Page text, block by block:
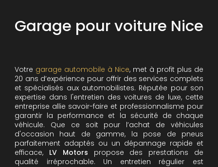
Garage pour voiture Nice
Votre garage automobile à Nice, met à profit plus de
20 ans d’expérience pour offrir des services complets
et spécialisés aux automobilistes. Réputée pour son
expertise dans l'entretien des voitures de luxe, cette
entreprise allie savoir-faire et professionnalisme pour
garantir la performance et la sécurité de chaque
véhicule. Que ce soit pour l’achat de véhicules
d'occasion haut de gamme, la pose de pneus
parfaitement adaptés ou un dépannage rapide et
efficace, LV Motors propose des prestations de
qualité irréprochable. Un entretien régulier est